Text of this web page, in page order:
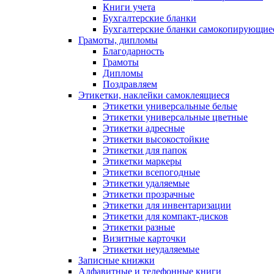
Книги учета
Бухгалтерские бланки
Бухгалтерские бланки
Грамоты, дипломы
Благодарность
Грамоты
Дипломы
Поздравляем
Этикетки, наклейки самоклеящиеся
Этикетки универсальные белые
Этикетки универсальные цветные
Этикетки адресные
Этикетки высокостойкие
Этикетки для папок
Этикетки маркеры
Этикетки всепогодные
Этикетки удаляемые
Этикетки прозрачные
Этикетки для инвентаризации
Этикетки для компакт-дисков
Этикетки разные
Визитные карточки
Этикетки неудаляемые
Записные книжки
Алфавитные и телефонные книги